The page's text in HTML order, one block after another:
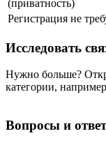
(приватность)
Регистрация не
Исследовать
Нужно больше?
категории, например
Вопросы и